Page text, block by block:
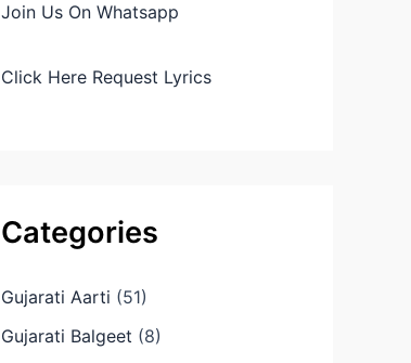
Join Us On Whatsapp
Click Here Request Lyrics
Categories
Gujarati Aarti (51)
Gujarati Balgeet (8)